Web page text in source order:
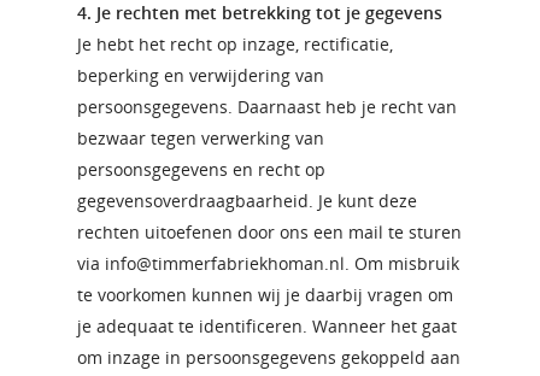
4. Je rechten met betrekking tot je gegevens
Je hebt het recht op inzage, rectificatie,
beperking en verwijdering van
persoonsgegevens. Daarnaast heb je recht van
bezwaar tegen verwerking van
persoonsgegevens en recht op
gegevensoverdraagbaarheid. Je kunt deze
rechten uitoefenen door ons een mail te sturen
via info@timmerfabriekhoman.nl. Om misbruik
te voorkomen kunnen wij je daarbij vragen om
je adequaat te identificeren. Wanneer het gaat
om inzage in persoonsgegevens gekoppeld aan